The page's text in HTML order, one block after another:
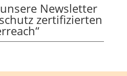
Newsletter
zertifizierten